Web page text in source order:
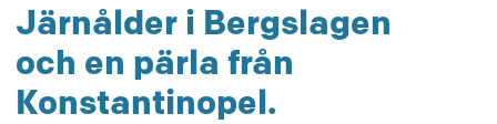
Järnålder i Bergslagen
och en pärla från
Konstantinopel.